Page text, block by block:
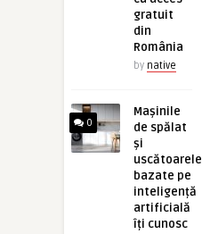
gratuit
din
România
by native
0
Mașinile
de spălat
și
uscătoarele
bazate pe
inteligență
artificială
îți cunosc